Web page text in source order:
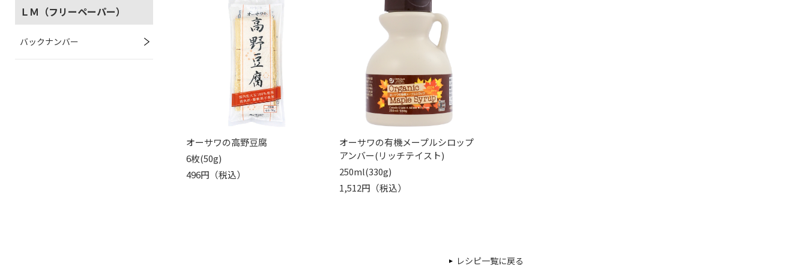
ＬＭ（フリーペーパー）
バックナンバー
オーサワの高野豆腐
6枚(50g)
496円（税込）
オーサワの有機メープルシロップ
アンバー(リッチテイスト)
250ml(330g)
1,512円（税込）
レシピ一覧に戻る